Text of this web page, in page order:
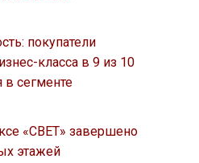
покупатели
класса в 9 из 10
в сегменте
«СВЕТ» завершено
этажей